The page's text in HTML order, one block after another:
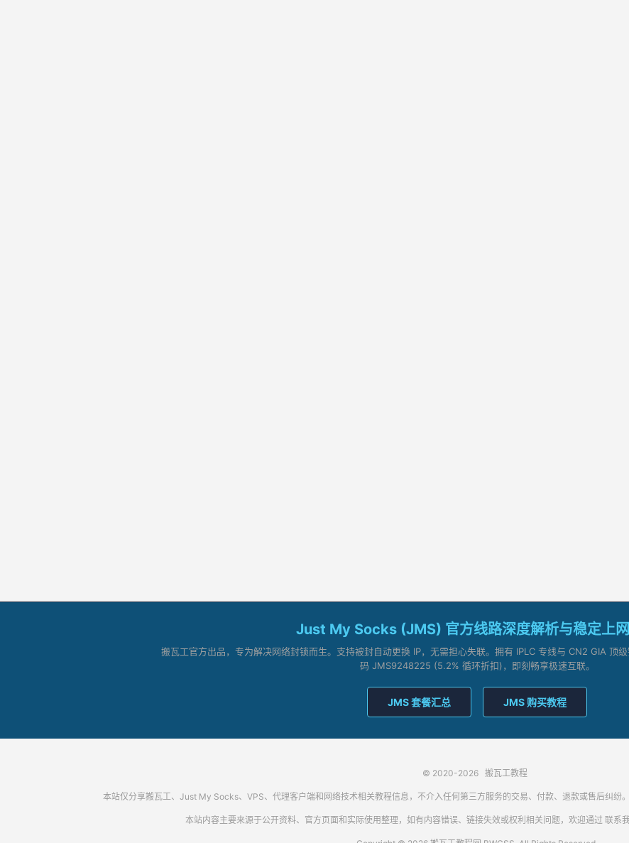
Just My Socks (JMS) 官方线路深度解析与稳定上
搬瓦工官方出品，专为解决网络封锁而生。支持被封自动更换 IP，无需担心失联。拥有 IPLC 专线与 CN2 GIA 顶
码 JMS9248225 (5.2% 循环折扣)，即刻畅享极速互联。
JMS 套餐汇总 JMS 购买教程
© 2020-2026 搬瓦工教程
本站仅分享搬瓦工、Just My Socks、VPS、代理客户端和网络技术相关教程信息，不介入任何第三方服务的交易、付款、退款或售后纠纷
本站内容主要来源于公开资料、官方页面和实际使用整理，如有内容错误、链接失效或权利相关问题，欢迎通过 联系